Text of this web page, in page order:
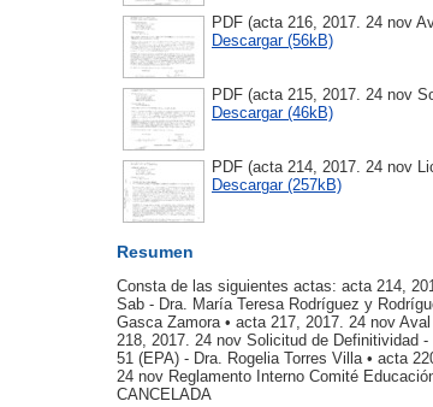
PDF (acta 216, 2017. 24 nov
Descargar (56kB)
PDF (acta 215, 2017. 24 nov
Descargar (46kB)
PDF (acta 214, 2017. 24 nov
Descargar (257kB)
Resumen
Consta de las siguientes actas: acta 214,
Sab - Dra. María Teresa Rodríguez y
Gasca Zamora • acta 217, 2017. 24 nov
218, 2017. 24 nov Solicitud de Definitividad
51 (EPA) - Dra. Rogelia Torres Villa • acta
24 nov Reglamento Interno Comité
CANCELADA